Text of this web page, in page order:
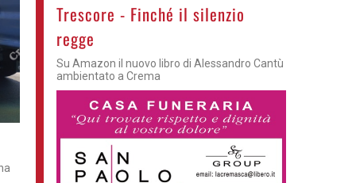
Trescore - Finché il silenzio
regge
Su Amazon il nuovo libro di Alessandro Cantù
ambientato a Crema